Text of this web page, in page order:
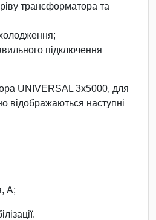
трансформатора та
підключення
UNIVERSAL 3х5000, для
відображаються наступні
А;